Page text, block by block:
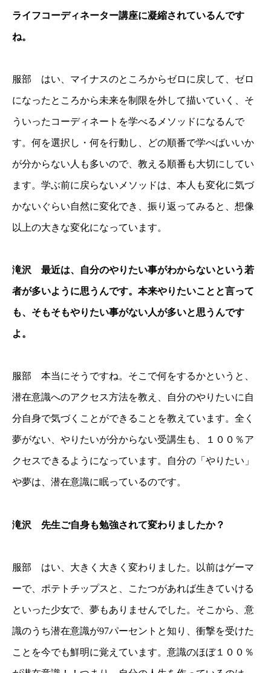
ライフコーディネーター講座に凝縮されているんです
ね。
服部 はい、マイナスのところからゼロに戻して、ゼロ
になったところから未来を制限を外して描いていく、そ
ういったコーディネートを学べるメソッドになるんで
す。何を選択し・何を行動し、どの順番で学べばいいか
が分からない人も多いので、教える順番も大切にしてい
ます。学ぶ前に戻らないメソッドは、本人も変化に気づ
かないぐらい自然に変化でき、振り返ってみると、想像
以上の大きな変化になっています。
滝沢 最近は、自分のやりたい事がわからないという若
者が多いように思うんです。本来やりたいことと言って
も、そもそもやりたい事がない人が多いと思うんです
よ。
服部 本当にそうですね。そこで何をするかというと、
潜在意識へのアクセス方法を教え、自分のやりたいに自
分自身で気づくことができることを教えています。全く
夢がない、やりたいが分からない受講生も、１００％ア
クセスできるようになっています。自分の「やりたい」
や夢は、潜在意識に眠っているのです。
滝沢 先生ご自身も勉強されて変わりましたか？
服部 はい、大きく大きく変わりました。以前はゲーマ
ーで、ポテトチップスと、こたつがあれば生きていける
といった少女で、夢もありませんでした。そこから、意
識のうち潜在意識が97パーセントと知り、衝撃を受けた
ことを今でも鮮明に覚えています。意識のほぼ１００％